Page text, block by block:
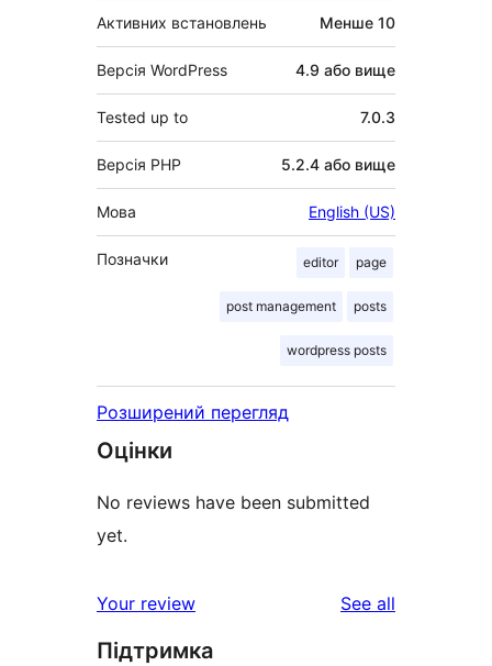
Активних встановлень Менше 10
Версія WordPress 4.9 або вище
Tested up to 7.0.3
Версія PHP 5.2.4 або вище
Мова English (US)
Позначки editor page
post management posts
wordpress posts
Розширений перегляд
Оцінки
No reviews have been submitted
yet.
Your review See all
Підтримка